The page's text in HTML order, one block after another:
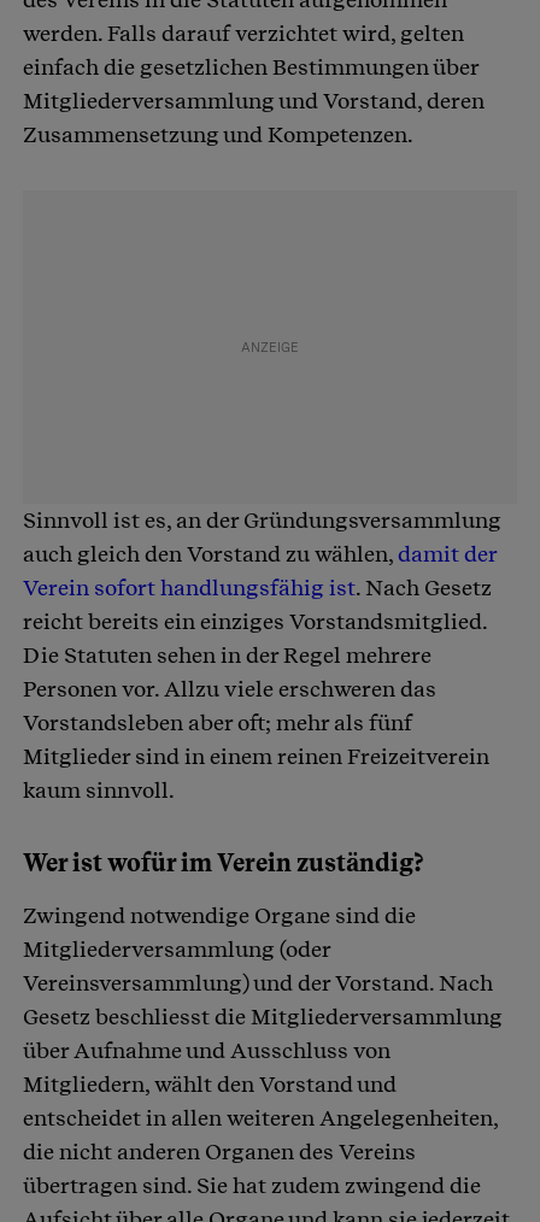
werden. Falls darauf verzichtet wird, gelten
einfach die gesetzlichen Bestimmungen über
Mitgliederversammlung und Vorstand, deren
Zusammensetzung und Kompetenzen.
Sinnvoll ist es, an der Gründungsversammlung
auch gleich den Vorstand zu wählen,damit der
Verein sofort handlungsfähig ist. Nach Gesetz
reicht bereits ein einziges Vorstandsmitglied.
Die Statuten sehen in der Regel mehrere
Personen vor. Allzu viele erschweren das
Vorstandsleben aber oft; mehr als fünf
Mitglieder sind in einem reinen Freizeitverein
kaum sinnvoll.
Wer ist wofür im Verein zuständig?
Zwingend notwendige Organe sind die
Mitgliederversammlung (oder
Vereinsversammlung) und der Vorstand. Nach
Gesetz beschliesst die Mitgliederversammlung
über Aufnahme und Ausschluss von
Mitgliedern, wählt den Vorstand und
entscheidet in allen weiteren Angelegenheiten,
die nicht anderen Organen des Vereins
übertragen sind. Sie hat zudem zwingend die